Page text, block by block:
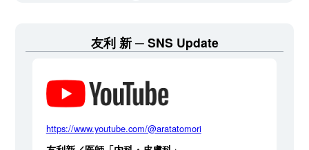
友利 新 SNS Update
https://www.youtube.com/@aratatomori